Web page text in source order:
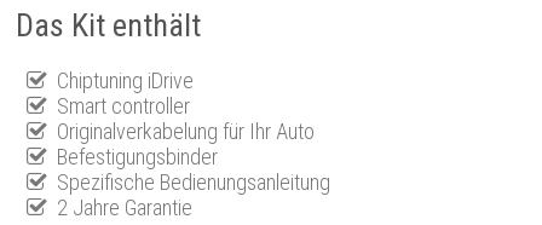
Das Kit enthält
Chiptuning iDrive
Smart controller
Originalverkabelung für Ihr Auto
Befestigungsbinder
Spezifische Bedienungsanleitung
2 Jahre Garantie